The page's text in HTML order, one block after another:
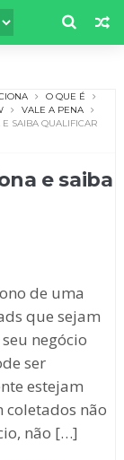
O QUE É
VALE A PENA
SAIBA QUALIFICAR
e saiba
de uma
que sejam
negócio
ser
estejam
não
não […]